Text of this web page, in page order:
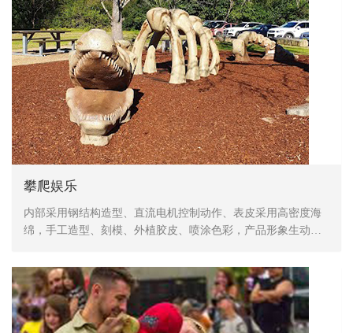
攀爬娱乐
内部采用钢结构造型、直流电机控制动作、表皮采用高密度海
绵，手工造型、刻模、外植胶皮、喷涂色彩，产品形象生动、